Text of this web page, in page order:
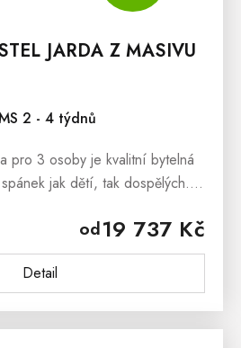
JARDA Z MASIVU
2 - 4 týdnů
od19 737 Kč
Detail
pro 3 osoby je kvalitní bytelná
jak dětí, tak dospělých.
se pomocí...